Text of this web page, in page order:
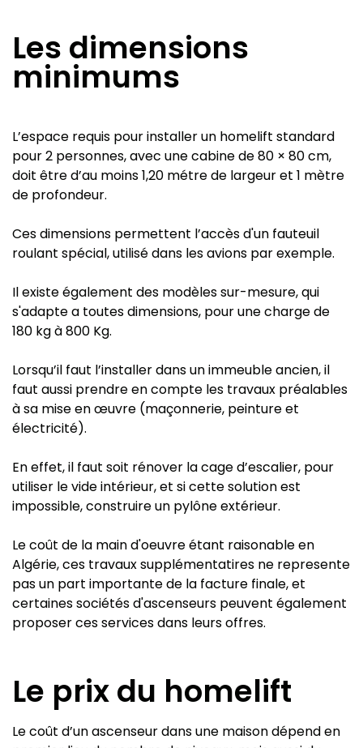
Les dimensions
minimums
L’espace requis pour installer un homelift standard
pour 2 personnes, avec une cabine de 80 × 80 cm,
doit être d’au moins 1,20 métre de largeur et 1 mètre
de profondeur.
Ces dimensions permettent l’accès d'un fauteuil
roulant spécial, utilisé dans les avions par exemple.
Il existe également des modèles sur-mesure, qui
s'adapte a toutes dimensions, pour une charge de
180 kg à 800 Kg.
Lorsqu’il faut l’installer dans un immeuble ancien, il
faut aussi prendre en compte les travaux préalables
à sa mise en œuvre (maçonnerie, peinture et
électricité).
En effet, il faut soit rénover la cage d’escalier, pour
utiliser le vide intérieur, et si cette solution est
impossible, construire un pylône extérieur.
Le coût de la main d'oeuvre étant raisonable en
Algérie, ces travaux supplémentatires ne represente
pas un part importante de la facture finale, et
certaines sociétés d'ascenseurs peuvent également
proposer ces services dans leurs offres.
Le prix du homelift
Le coût d’un ascenseur dans une maison dépend en